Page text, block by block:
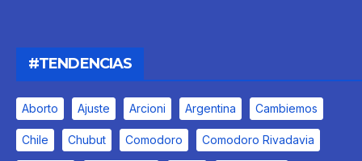
#TENDENCIAS
Aborto Ajuste Arcioni Argentina Cambiemos
Chile Chubut Comodoro Comodoro Rivadavia